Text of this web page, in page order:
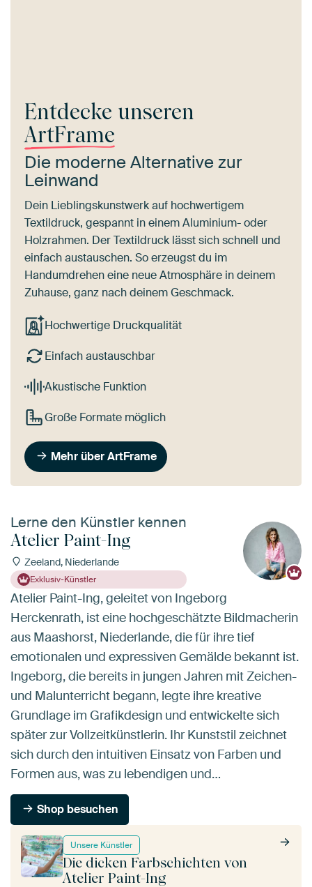
Entdecke unseren
ArtFrame
Die moderne Alternative zur
Leinwand
Dein Lieblingskunstwerk auf hochwertigem
Textildruck, gespannt in einem Aluminium- oder
Holzrahmen. Der Textildruck lässt sich schnell und
einfach austauschen. So erzeugst du im
Handumdrehen eine neue Atmosphäre in deinem
Zuhause, ganz nach deinem Geschmack.
Hochwertige Druckqualität
Einfach austauschbar
Akustische Funktion
Große Formate möglich
Mehr über ArtFrame
Lerne den Künstler kennen
Atelier Paint-Ing
Zeeland, Niederlande
Exklusiv-Künstler
Unsere Künstler
Die dicken Farbschichten von
Atelier Paint-Ing
Atelier Paint-Ing, geleitet von Ingeborg
Herckenrath, ist eine hochgeschätzte Bildmacherin
aus Maashorst, Niederlande, die für ihre tief
emotionalen und expressiven Gemälde bekannt ist.
Ingeborg, die bereits in jungen Jahren mit Zeichen-
und Malunterricht begann, legte ihre kreative
Grundlage im Grafikdesign und entwickelte sich
später zur Vollzeitkünstlerin. Ihr Kunststil zeichnet
sich durch den intuitiven Einsatz von Farben und
Formen aus, was zu lebendigen und…
Shop besuchen